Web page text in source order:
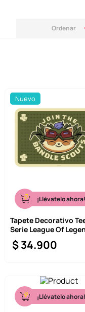
Nuevo
¡Llévatelo ahora!
Tapete Decorativo
Serie League Of
$34.900
¡Llévatelo ahora!